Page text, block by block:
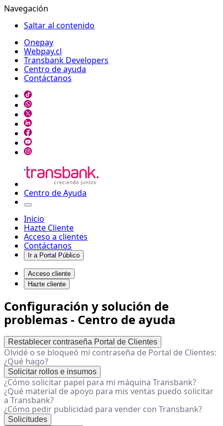
Navegación
Saltar al contenido
Onepay
Webpay.cl
Transbank Developers
Centro de ayuda
Contáctanos
Centro de Ayuda
Inicio
Hazte Cliente
Acceso a clientes
Contáctanos
Ir a Portal Público
Acceso cliente
Hazte cliente
Configuración y solución de
problemas - Centro de ayuda
Restablecer contraseña Portal de Clientes
Olvidé o se bloqueó mi contraseña de Portal de Clientes:
¿Qué hago?
Solicitar rollos e insumos
¿Cómo solicitar papel para mi máquina Transbank?
¿Qué material de apoyo para mis ventas puedo solicitar
a Transbank?
¿Cómo pedir publicidad para vender con Transbank?
Solicitudes